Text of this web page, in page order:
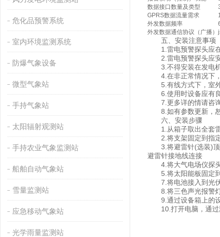
危化品预警系统
室内环境监测系统
防爆气象设备
微型气象站
手持气象站
太阳辐射观测站
手持农业气象监测站
船舶自动气象站
雪量监测站
应急移动气象站
光学雨量监测站
数据接口数量及类型
GPRS数据流量需求
外发数据频率
外发数据通信协议（广播）
五、安装注意事项
1.雷电预警探头应
2.雷电预警探头应安
3.不得安装在发电机
4.在非正常情况下，
5.有线方式下，室外
6.使用时设备应有
7.更多详的情请咨
8.如有参数更新，恕
六、安装步骤
1.从箱子取出全套
2.将支架固定到指定
3.将避雷针(选装)顶
避雷针接地线连接
4.将大气电场仪探头
5.将太阳能板固定到
7.将电池接入到光
8.将三色声光报警灯
9.通过设备箱上的设
10.打开电脑，通过